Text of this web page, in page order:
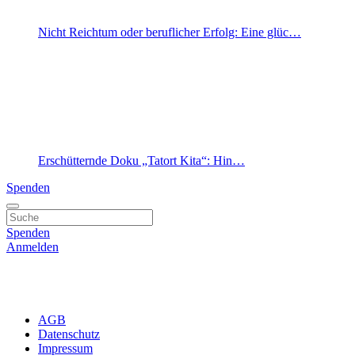
Nicht Reichtum oder beruflicher Erfolg: Eine glüc…
Erschütternde Doku „Tatort Kita“: Hin…
Spenden
Spenden
Anmelden
AGB
Datenschutz
Impressum